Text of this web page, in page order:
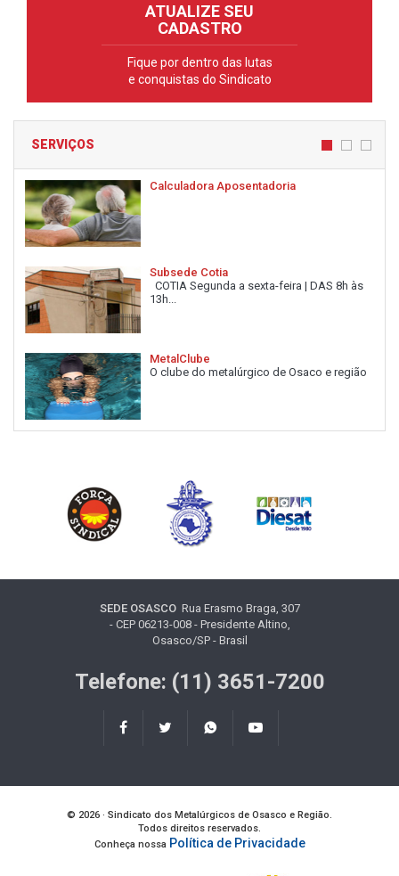
ATUALIZE SEU
CADASTRO
Fique por dentro das lutas
e conquistas do Sindicato
SERVIÇOS
Calculadora Aposentadoria
Subsede Cotia
COTIA Segunda a sexta-feira | DAS 8h às
13h...
MetalClube
O clube do metalúrgico de Osaco e região
SEDE OSASCORua Erasmo Braga, 307
- CEP 06213-008 - Presidente Altino,
Osasco/SP - Brasil
Telefone: (11) 3651-7200
© 2026 · Sindicato dos Metalúrgicos de Osasco e Região.
Todos direitos reservados.
Conheça nossa Política de Privacidade